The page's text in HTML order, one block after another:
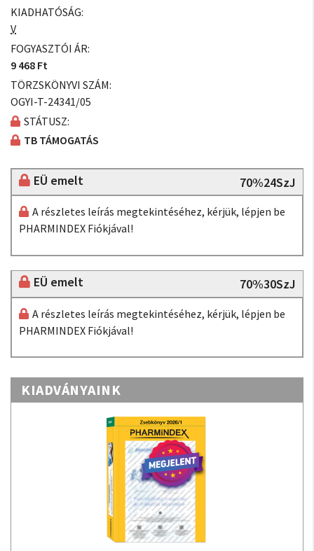
KIADHATÓSÁG:
V
FOGYASZTÓI ÁR:
9 468 Ft
TÖRZSKÖNYVI SZÁM:
OGYI-T-24341/05
STÁTUSZ:
TB TÁMOGATÁS
EÜ emelt 70%24SzJ
A részletes leírás megtekintéséhez, kérjük, lépjen be
PHARMINDEX Fiókjával!
EÜ emelt 70%30SzJ
A részletes leírás megtekintéséhez, kérjük, lépjen be
PHARMINDEX Fiókjával!
KIADVÁNYAINK